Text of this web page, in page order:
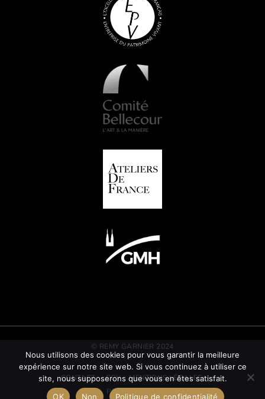
© REMY GARNIER 2024
CONTACT CGV
MENTIONS LÉGALES
POLITIQUE RSE
Nous utilisons des cookies pour vous garantir la meilleure
expérience sur notre site web. Si vous continuez à utiliser ce
site, nous supposerons que vous en êtes satisfait.
OK
Non Politique de confidentialité